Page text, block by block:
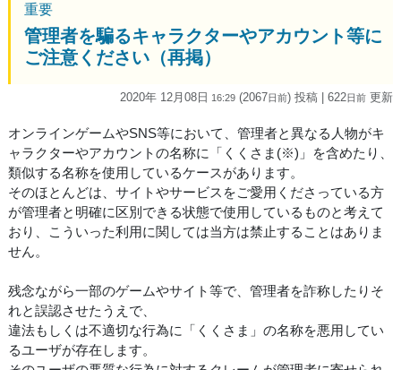
重要
管理者を騙るキャラクターやアカウント等に
ご注意ください（再掲）
2020年 12月08日 16:29 (2067日前) 投稿 | 622日前 更新
オンラインゲームやSNS等において、管理者と異なる人物がキ
ャラクターやアカウントの名称に「くくさま(※)」を含めたり、
類似する名称を使用しているケースがあります。
そのほとんどは、サイトやサービスをご愛用くださっている方
が管理者と明確に区別できる状態で使用しているものと考えて
おり、こういった利用に関しては当方は禁止することはありま
せん。
残念ながら一部のゲームやサイト等で、管理者を詐称したりそ
れと誤認させたうえで、
違法もしくは不適切な行為に「くくさま」の名称を悪用してい
るユーザが存在します。